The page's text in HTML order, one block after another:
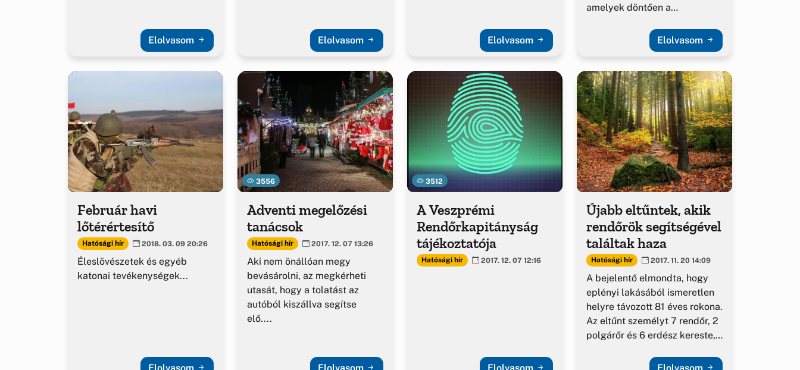
Elolvasom Elolvasom Elolvasom
amelyek döntően a
területe lakosságának
biztonságát erősítették...
Elolvasom
Február havi
lőtérértesítő
Hatósági hír 2018. 03. 09 20:26
Éleslövészetek és egyéb
katonai tevékenységek...
3556
Adventi megelőzési
tanácsok
Hatósági hír 2017. 12. 07 13:26
Aki nem önállóan megy
bevásárolni, az megkérheti
utasát, hogy a tolatást az
autóból kiszállva segítse
elő....
3512
A Veszprémi
Rendőrkapitányság
tájékoztatója
Hatósági hír 2017. 12. 07 12:16
Újabb eltűntek, akik
rendőrök segítségével
találtak haza
Hatósági hír 2017. 11. 20 14:09
A bejelentő elmondta, hogy
eplényi lakásából ismeretlen
helyre távozott 81 éves rokona.
Az eltűnt személyt 7 rendőr, 2
polgárőr és 6 erdész kereste,